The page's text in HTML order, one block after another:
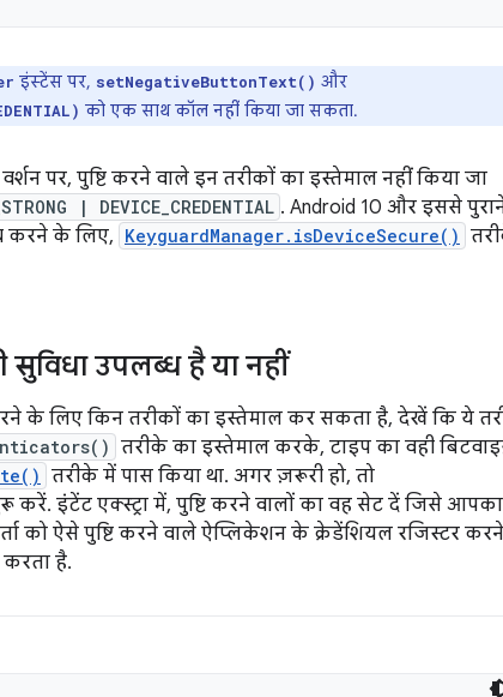
इंस्टेंस पर, setNegativeButtonText() और
को एक साथ कॉल नहीं किया जा सकता.
पर, पुष्टि करने वाले इन तरीकों का इस्तेमाल नहीं किया जा
| DEVICE_CREDENTIAL . Android 10 और इससे
करने के लिए, KeyguardManager.isDeviceSecure()
उपलब्ध है या नहीं
के लिए किन तरीकों का इस्तेमाल कर सकता है, देखें कि ये
तरीके का इस्तेमाल करके, टाइप का वही
तरीके में पास किया था. अगर ज़रूरी हो, तो
इंटेंट एक्स्ट्रा में, पुष्टि करने वालों का वह सेट दें जिसे आपका
को ऐसे पुष्टि करने वाले ऐप्लिकेशन के क्रेडेंशियल रजिस्टर
है.